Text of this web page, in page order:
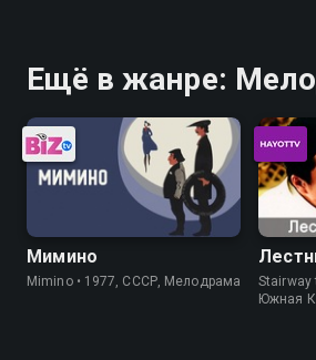
Ещё в жанре:
Мимино
Mimino • 1977, СССР, Мелодрама
Stairway
Южная